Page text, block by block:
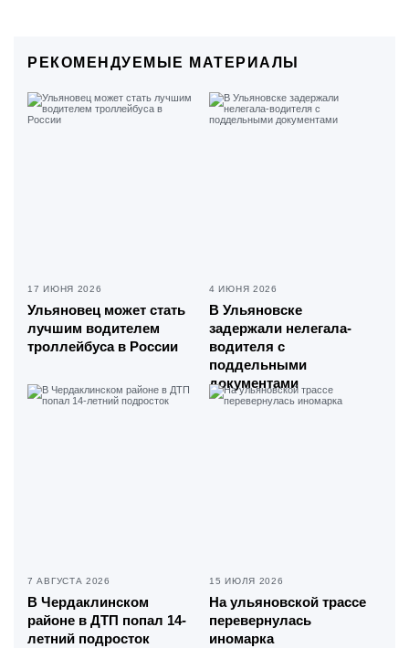
РЕКОМЕНДУЕМЫЕ МАТЕРИАЛЫ
17 ИЮНЯ 2026
Ульяновец может стать
лучшим водителем
троллейбуса в России
4 ИЮНЯ 2026
В Ульяновске
задержали нелегала-
водителя с
поддельными
документами
7 АВГУСТА 2026
В Чердаклинском
районе в ДТП попал 14-
летний подросток
15 ИЮЛЯ 2026
На ульяновской трассе
перевернулась
иномарка